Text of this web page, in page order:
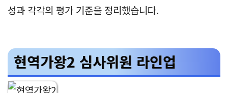
성과 각각의 평가 기준을 정리했습니다.
현역가왕2 심사위원 라인업